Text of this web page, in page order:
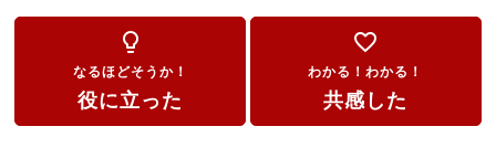
lightbulb_outline
なるほどそうか！
役に立った
favorite_border
わかる！わかる！
共感した